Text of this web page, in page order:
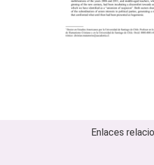
Enlaces